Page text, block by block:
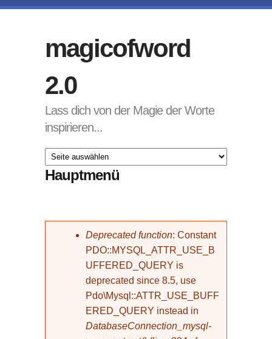
magicofword
2.0
Lass dich von der Magie der Worte
inspirieren...
Hauptmenü
Fehlermeldung
Deprecated function: Constant
PDO::MYSQL_ATTR_USE_B
UFFERED_QUERY is
deprecated since 8.5, use
Pdo\Mysql::ATTR_USE_BUFF
ERED_QUERY instead in
DatabaseConnection_mysql-